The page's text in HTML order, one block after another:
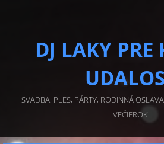
DJ LAKY PRE
SVADBA, PLES, PÁRTY, RODINNÁ
VEČIEROK